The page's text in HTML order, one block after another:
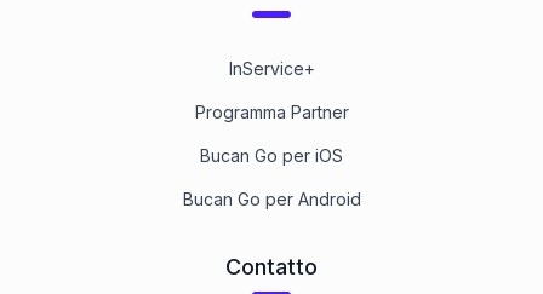
InService+
Programma Partner
Bucan Go per iOS
Bucan Go per Android
Contatto